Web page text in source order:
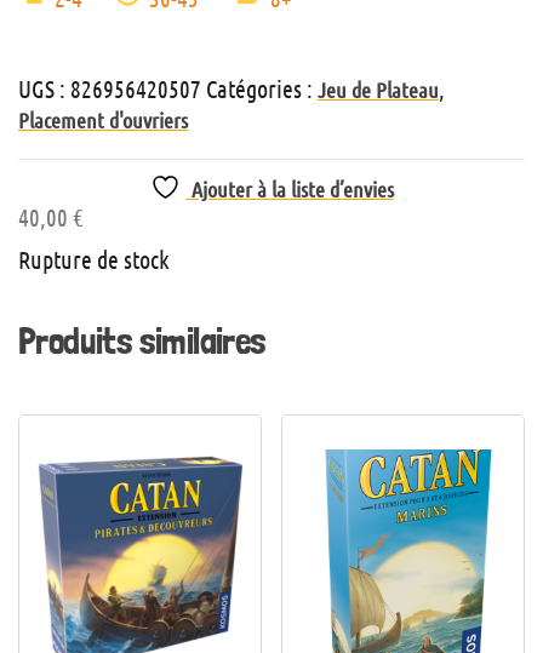
UGS : 826956420507 Catégories : Jeu de Plateau,
Placement d'ouvriers
Ajouter à la liste d’envies
40,00 €
Rupture de stock
Produits similaires